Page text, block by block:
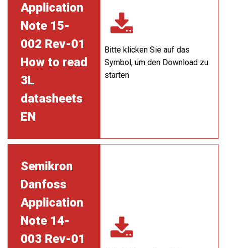
Application
Note 15-
002 Rev-01
How to read
3L
datasheets
EN
Bitte klicken Sie auf das
Symbol, um den Download zu
starten
Semikron
Danfoss
Application
Note 14-
003 Rev-01